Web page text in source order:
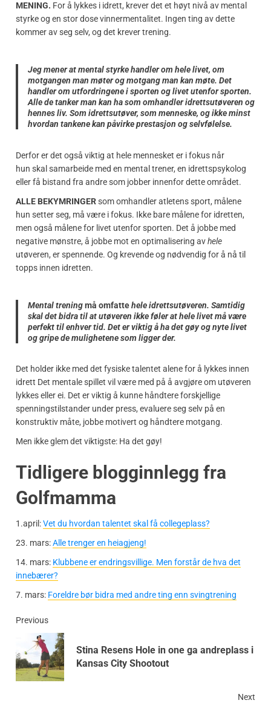
MENING. For å lykkes i idrett, krever det et høyt nivå av mental
styrke og en stor dose vinnermentalitet. Ingen ting av dette
kommer av seg selv, og det krever trening.
Jeg mener at mental styrke handler om hele livet, om
motgangen man møter og motgang man kan møte. Det
handler om utfordringene i sporten og livet utenfor sporten.
Alle de tanker man kan ha som omhandler idrettsutøveren og
hennes liv. Som idrettsutøver, som menneske, og ikke minst
hvordan tankene kan påvirke prestasjon og selvfølelse.
Derfor er det også viktig at hele mennesket er i fokus når
hun skal samarbeide med en mental trener, en idrettspsykolog
eller få bistand fra andre som jobber innenfor dette området.
ALLE BEKYMRINGERsom omhandler atletens sport, målene
hun setter seg, må være i fokus. Ikke bare målene for idretten,
men også målene for livet utenfor sporten. Det å jobbe med
negative mønstre, å jobbe mot en optimalisering avhele
utøveren, er spennende. Og krevende og nødvendig for å nå til
topps innen idretten.
Mental treningmå omfattehele idrettsutøveren. Samtidig
skal det bidra til at utøveren ikke føler at hele livet må være
perfekt til enhver tid. Det er viktig å ha det gøy og nyte livet
og gripe de mulighetene som ligger der.
Det holder ikke med det fysiske talentet alene for å lykkes innen
idrett Det mentale spillet vil være med på å avgjøre om utøveren
lykkes eller ei. Det er viktig å kunne håndtere forskjellige
spenningstilstander under press, evaluere seg selv på en
konstruktiv måte, jobbe motivert og håndtere motgang.
Men ikke glem det viktigste: Ha det gøy!
Tidligere blogginnlegg fra
Golfmamma
1.april:Vet du hvordan talentet skal få collegeplass?
23. mars:Alle trenger en heiagjeng!
14. mars: Klubbene er endringsvillige. Men forstår de hva det
innebærer?
7. mars: Foreldre bør bidra med andre ting enn svingtrening
Previous
Stina Resens Hole in one ga andreplass i
Kansas City Shootout
Next